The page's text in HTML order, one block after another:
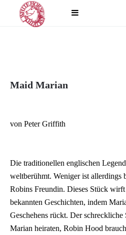
Maid Marian
von Peter Griffith
Die traditionellen englischen
weltberühmt. Weniger ist allerdings
Robins Freundin. Dieses Stück
bekannten Geschichten, indem
Geschehens rückt. Der
Marian heiraten, Robin Hood